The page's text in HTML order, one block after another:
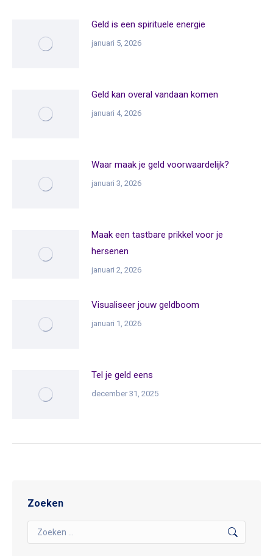
Geld is een spirituele energie
januari 5, 2026
Geld kan overal vandaan komen
januari 4, 2026
Waar maak je geld voorwaardelijk?
januari 3, 2026
Maak een tastbare prikkel voor je
hersenen
januari 2, 2026
Visualiseer jouw geldboom
januari 1, 2026
Tel je geld eens
december 31, 2025
Zoeken
Search: